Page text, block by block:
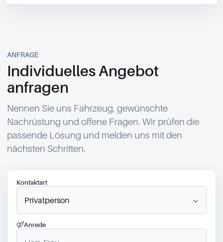
ANFRAGE
Individuelles Angebot
anfragen
Nennen Sie uns Fahrzeug, gewünschte
Nachrüstung und offene Fragen. Wir prüfen die
passende Lösung und melden uns mit den
nächsten Schritten.
Kontaktart
Anrede